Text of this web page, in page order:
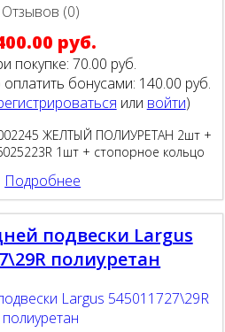
Отзывов (0)
руб.
покупке: 70.00 руб.
бонусами: 140.00 руб.
или войти)
ЖЕЛТЫЙ ПОЛИУРЕТАН 2шт +
1шт + стопорное кольцо
Подробнее
подвески Largus
полиуретан